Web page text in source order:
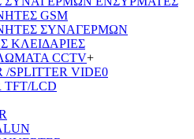
GSM
ΣΥΝΑΓΕΡΜΩΝ
ΚΛΕΙΔΑΡΙΕΣ
CCTV+
/SPLITTER VIDE0
TFT/LCD